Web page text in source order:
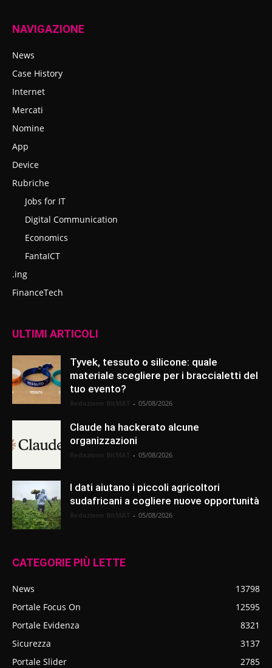
NAVIGAZIONE
News
Case History
Internet
Mercati
Nomine
App
Device
Rubriche
Jobs for IT
Digital Communication
Economics
FantaICT
.ing
FinanceTech
ULTIMI ARTICOLI
Tyvek, tessuto o silicone: quale
materiale scegliere per i braccialetti del
tuo evento?
- 05/08/2026
Claude ha hackerato alcune
organizzazioni
- 05/08/2026
I dati aiutano i piccoli agricoltori
sudafricani a cogliere nuove opportunità
- 05/08/2026
CATEGORIE PIÙ LETTE
News
13798
Portale Focus On
12595
Portale Evidenza
8321
Sicurezza
3137
Portale Slider
2785